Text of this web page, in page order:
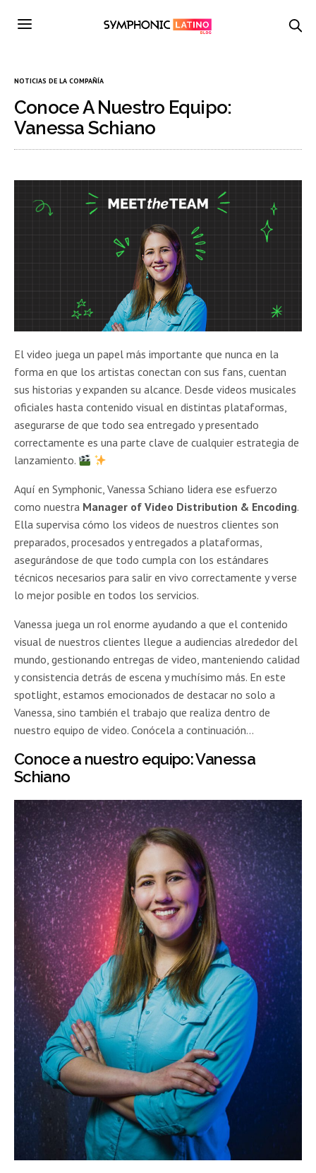
NOTICIAS DE LA COMPAÑÍA
Conoce A Nuestro Equipo:
Vanessa Schiano
El video juega un papel más importante que nunca en la
forma en que los artistas conectan con sus fans, cuentan
sus historias y expanden su alcance. Desde videos musicales
oficiales hasta contenido visual en distintas plataformas,
asegurarse de que todo sea entregado y presentado
correctamente es una parte clave de cualquier estrategia de
lanzamiento.
Aquí en Symphonic, Vanessa Schiano lidera ese esfuerzo
como nuestra Manager of Video Distribution & Encoding.
Ella supervisa cómo los videos de nuestros clientes son
preparados, procesados y entregados a plataformas,
asegurándose de que todo cumpla con los estándares
técnicos necesarios para salir en vivo correctamente y verse
lo mejor posible en todos los servicios.
Vanessa juega un rol enorme ayudando a que el contenido
visual de nuestros clientes llegue a audiencias alrededor del
mundo, gestionando entregas de video, manteniendo calidad
y consistencia detrás de escena y muchísimo más. En este
spotlight, estamos emocionados de destacar no solo a
Vanessa, sino también el trabajo que realiza dentro de
nuestro equipo de video. Conócela a continuación…
Conoce a nuestro equipo: Vanessa
Schiano